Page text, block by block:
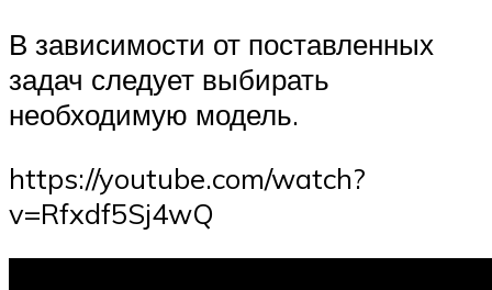
В зависимости от поставленных
задач следует выбирать
необходимую модель.
https://youtube.com/watch?
v=Rfxdf5Sj4wQ